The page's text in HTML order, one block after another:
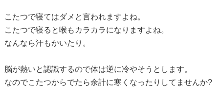
こたつで寝てはダメと言われますよね。
こたつで寝ると喉もカラカラになりますよね。
なんなら汗もかいたり。
脳が熱いと認識するので体は逆に冷やそうとします。
なのでこたつからでたら余計に寒くなったりしてませんか?